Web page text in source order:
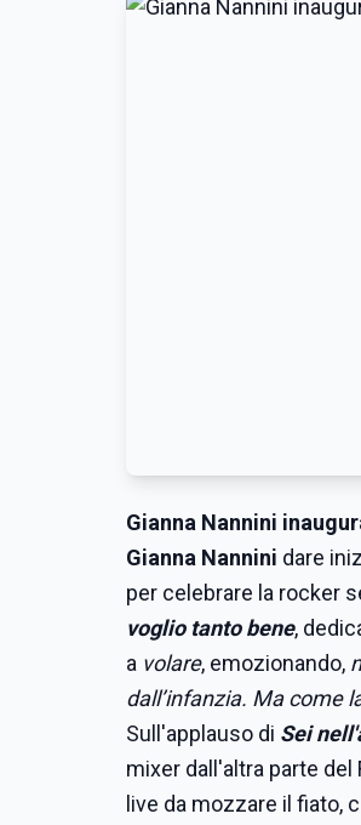
Gianna Nannini
Gianna Nannini dare
per celebrare la rocker
voglio tanto bene,
a volare, emozionando,
dall’infanzia. Ma come
Sull'applauso di Sei
mixer dall'altra parte del
live da mozzare il fiato,